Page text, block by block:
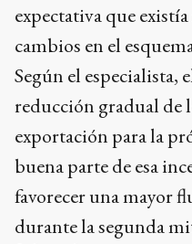
expectativa que
cambios en el
Según el especialista,
reducción gradual de
exportación para la
buena parte de esa
favorecer una mayor
durante la segunda